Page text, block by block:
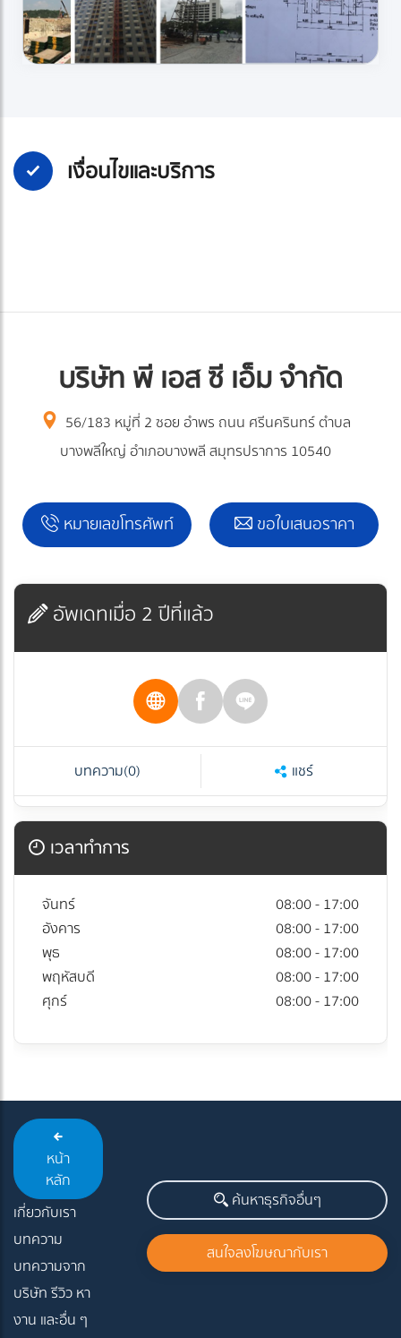
เงื่อนไขและบริการ
บริษัท พี เอส ซี เอ็ม จำกัด
56/183 หมู่ที่ 2 ซอย อำพร ถนน ศรีนครินทร์ ตำบล
บางพลีใหญ่ อำเภอบางพลี สมุทรปราการ 10540
หมายเลขโทรศัพท์ ขอใบเสนอราคา
อัพเดทเมื่อ 2 ปีที่แล้ว
บทความ(0) แชร์
เวลาทำการ
จันทร์
08:00 - 17:00
อังคาร
08:00 - 17:00
พุธ
08:00 - 17:00
พฤหัสบดี
08:00 - 17:00
ศุกร์
08:00 - 17:00
หน้า
หลัก
เกี่ยวกับเรา
บทความ
บทความจาก
บริษัท รีวิว หา
งาน และอื่น ๆ
ค้นหาธุรกิจอื่นๆ
สนใจลงโฆษณากับเรา